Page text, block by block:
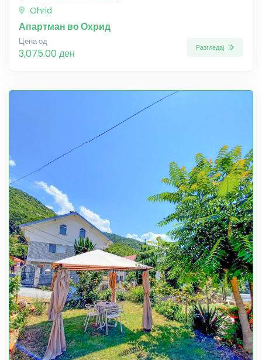
Ohrid
Апартман во Охрид
Цена од
3,075.00 ден Разгледај